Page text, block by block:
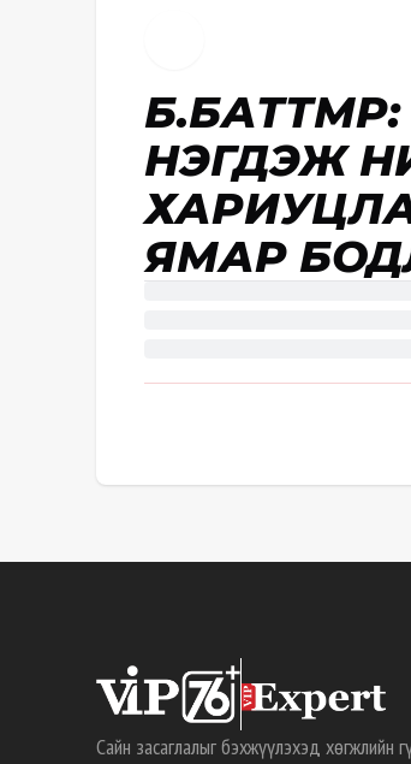
НЭГДЭЖ
ЯМАР
Сайн засаглалыг бэхжүүлэхэд хөгжлийн